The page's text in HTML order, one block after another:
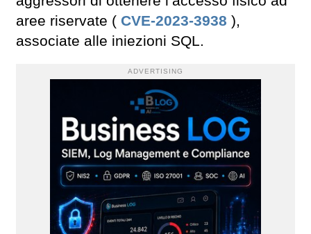
aree riservate ( CVE-2023-3938 ),
associate alle iniezioni SQL.
ADVERTISING